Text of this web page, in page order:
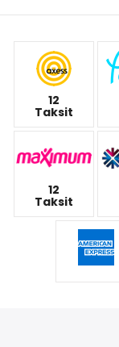
12
Taksit
12
Taksit